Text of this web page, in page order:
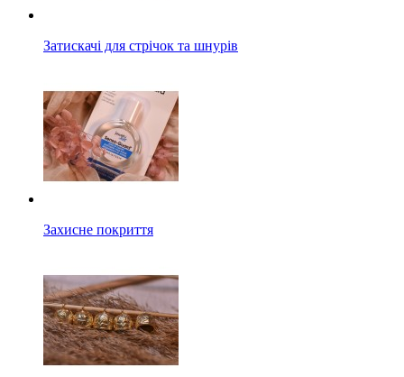
Затискачі для стрічок та шнурів
Захисне покриття